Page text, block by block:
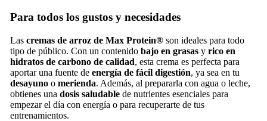
Para todos los gustos y necesidades
Las cremas de arroz de Max Protein®son ideales para todo
tipo de público. Con un contenido bajo en grasasy rico en
hidratos de carbono de calidad, esta crema es perfecta para
aportar una fuente de energía de fácil digestión, ya sea en tu
desayunoo merienda. Además, al prepararla con agua o leche,
obtienes una dosis saludablede nutrientes esenciales para
empezar el día con energía o para recuperarte de tus
entrenamientos.